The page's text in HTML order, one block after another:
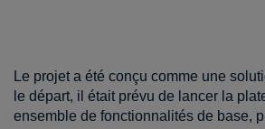
Le projet a été conçu comme une
le départ, il était prévu de lancer la
ensemble de fonctionnalités de base,